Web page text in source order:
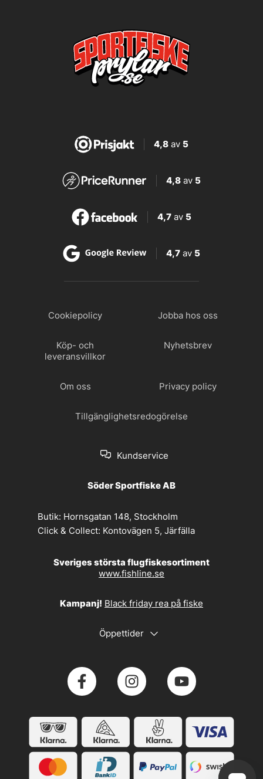
4,8av 5
4,8 av 5
4,7 av 5
4,7 av 5
Cookiepolicy Jobba hos oss
Köp- och
leveransvillkor
Nyhetsbrev
Om oss Privacy policy
Tillgänglighetsredogörelse
Kundservice
Söder Sportfiske AB
Butik: Hornsgatan 148, Stockholm
Click & Collect: Kontovägen 5, Järfälla
Sveriges största flugfiskesortiment
www.fishline.se
Kampanj! Black friday rea på fiske
Öppettider